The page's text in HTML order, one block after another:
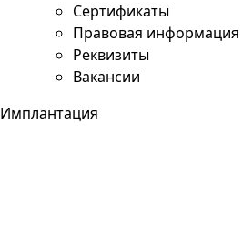
Сертификаты
Правовая информация
Реквизиты
Вакансии
Имплантация